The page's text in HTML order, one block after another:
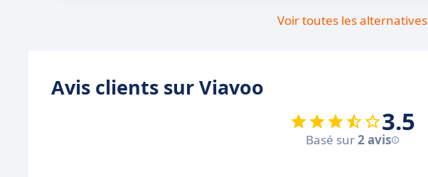
Voir toutes les alternatives
Avis clients sur Viavoo
3.5
Basé sur2 avis